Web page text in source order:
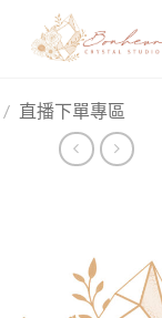
/ 直播下單專區